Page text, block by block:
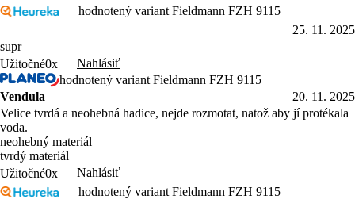
hodnotený variant Fieldmann FZH 9115
25. 11. 2025
supr
Užitočné0x
Nahlásiť
hodnotený variant Fieldmann FZH 9115
Vendula
20. 11. 2025
Velice tvrdá a neohebná hadice, nejde rozmotat, natož aby jí protékala
voda.
neohebný materiál
tvrdý materiál
Užitočné0x
Nahlásiť
hodnotený variant Fieldmann FZH 9115